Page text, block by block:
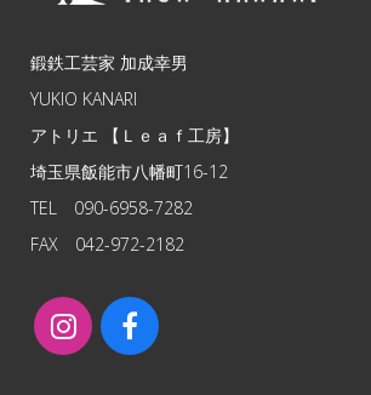
鍛鉄工芸家 加成幸男
YUKIO KANARI
アトリエ 【Ｌｅａｆ工房】
埼玉県飯能市八幡町16-12
TEL 090-6958-7282
FAX 042-972-2182